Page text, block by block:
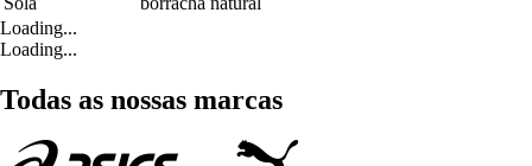
Loading...
Loading...
Todas as nossas marcas